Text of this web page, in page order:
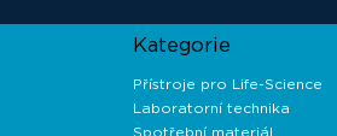
Kategorie
Přístroje pro Life-Science
Laboratorní technika
Spotřební materiál